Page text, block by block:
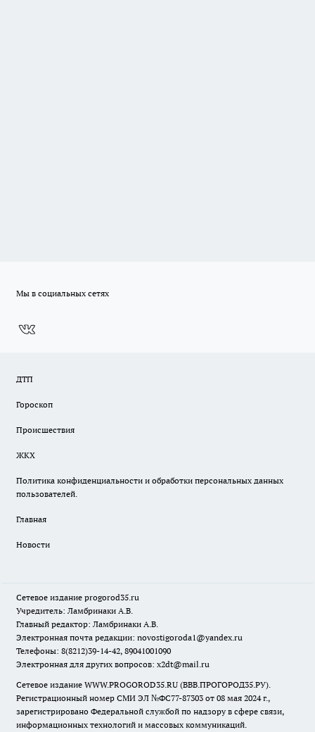
Мы в социальных сетях
ДТП
Гороскоп
Происшествия
ЖКХ
Политика конфиденциальности и обработки персональных данных
пользователей.
Главная
Новости
Сетевое издание progorod35.ru
Учредитель: Ламбринаки А.В.
Главный редактор: Ламбринаки А.В.
Электронная почта редакции: novostigoroda1@yandex.ru
Телефоны: 8(8212)39-14-42, 89041001090
Электронная для других вопросов: x2dt@mail.ru
Сетевое издание WWW.PROGOROD35.RU (ВВВ.ПРОГОРОД35.РУ).
Регистрационный номер СМИ ЭЛ №ФС77-87303 от 08 мая 2024 г.,
зарегистрировано Федеральной службой по надзору в сфере связи,
информационных технологий и массовых коммуникаций.